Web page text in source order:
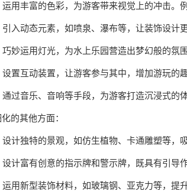
运用丰富的色彩，为游客带来视觉上的冲击。
入动态元素，如喷泉、瀑布等，让装饰设计更
妙运用灯光，为水上乐园营造出梦幻般的氛围
置互动装置，让游客参与其中，增加游玩的趣
过音乐、音响等手段，为游客打造沉浸式的体
的其他方面：
计独特的景观，如仿生植物、卡通雕塑等，
计富有创意的指示牌和警示牌，既具有引导
用新型装饰材料，如玻璃钢、亚克力等，提